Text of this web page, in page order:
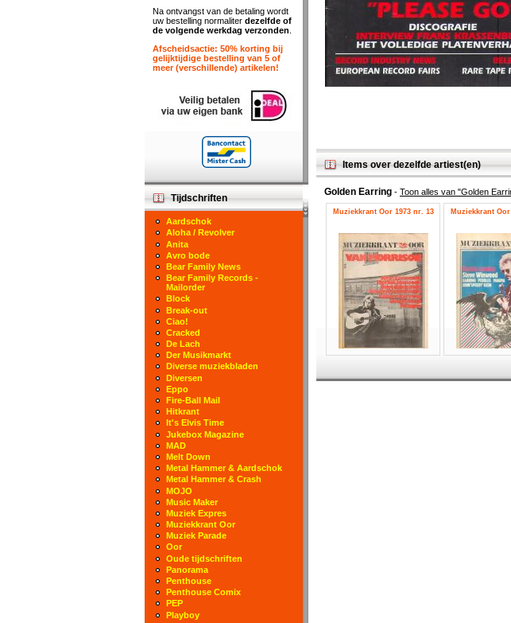
Items over dezelfde artiest(en)
Golden Earring - Toon alles van "Golden
Muziekkrant Oor 1973 nr. 13 Muziekkrant Oor
Na ontvangst van de betaling wordt
uw bestelling normaliter dezelfde of
de volgende werkdag verzonden
Afscheidsactie: 50% korting bij
gelijktijdige bestelling van 5 of
meer (verschillende) artikelen!
Tijdschriften
Aardschok
Aloha / Revolver
Anita
Avro bode
Bear Family News
Bear Family Records -
Mailorder
Block
Break-out
Ciao!
Cracked
De Lach
Der Musikmarkt
Diverse muziekbladen
Diversen
Eppo
Fire-Ball Mail
Hitkrant
It's Elvis Time
Jukebox Magazine
MAD
Melt Down
Metal Hammer & Aardschok
Metal Hammer & Crash
MOJO
Music Maker
Muziek Expres
Muziekkrant Oor
Muziek Parade
Oor
Oude tijdschriften
Panorama
Penthouse
Penthouse Comix
PEP
Playboy